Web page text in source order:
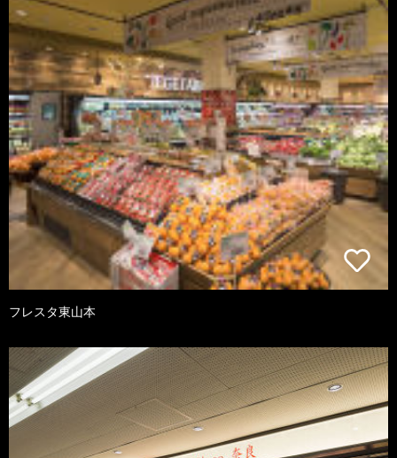
フレスタ東山本